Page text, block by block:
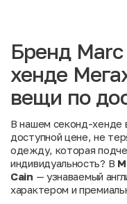
Бренд
хенде
вещи по
В нашем секонд-хенде
доступной цене, не
одежду, которая
индивидуальность? В
Cain — узнаваемый
характером и